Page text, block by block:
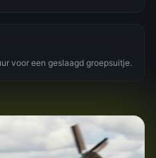
voor een geslaagd groepsuitje.